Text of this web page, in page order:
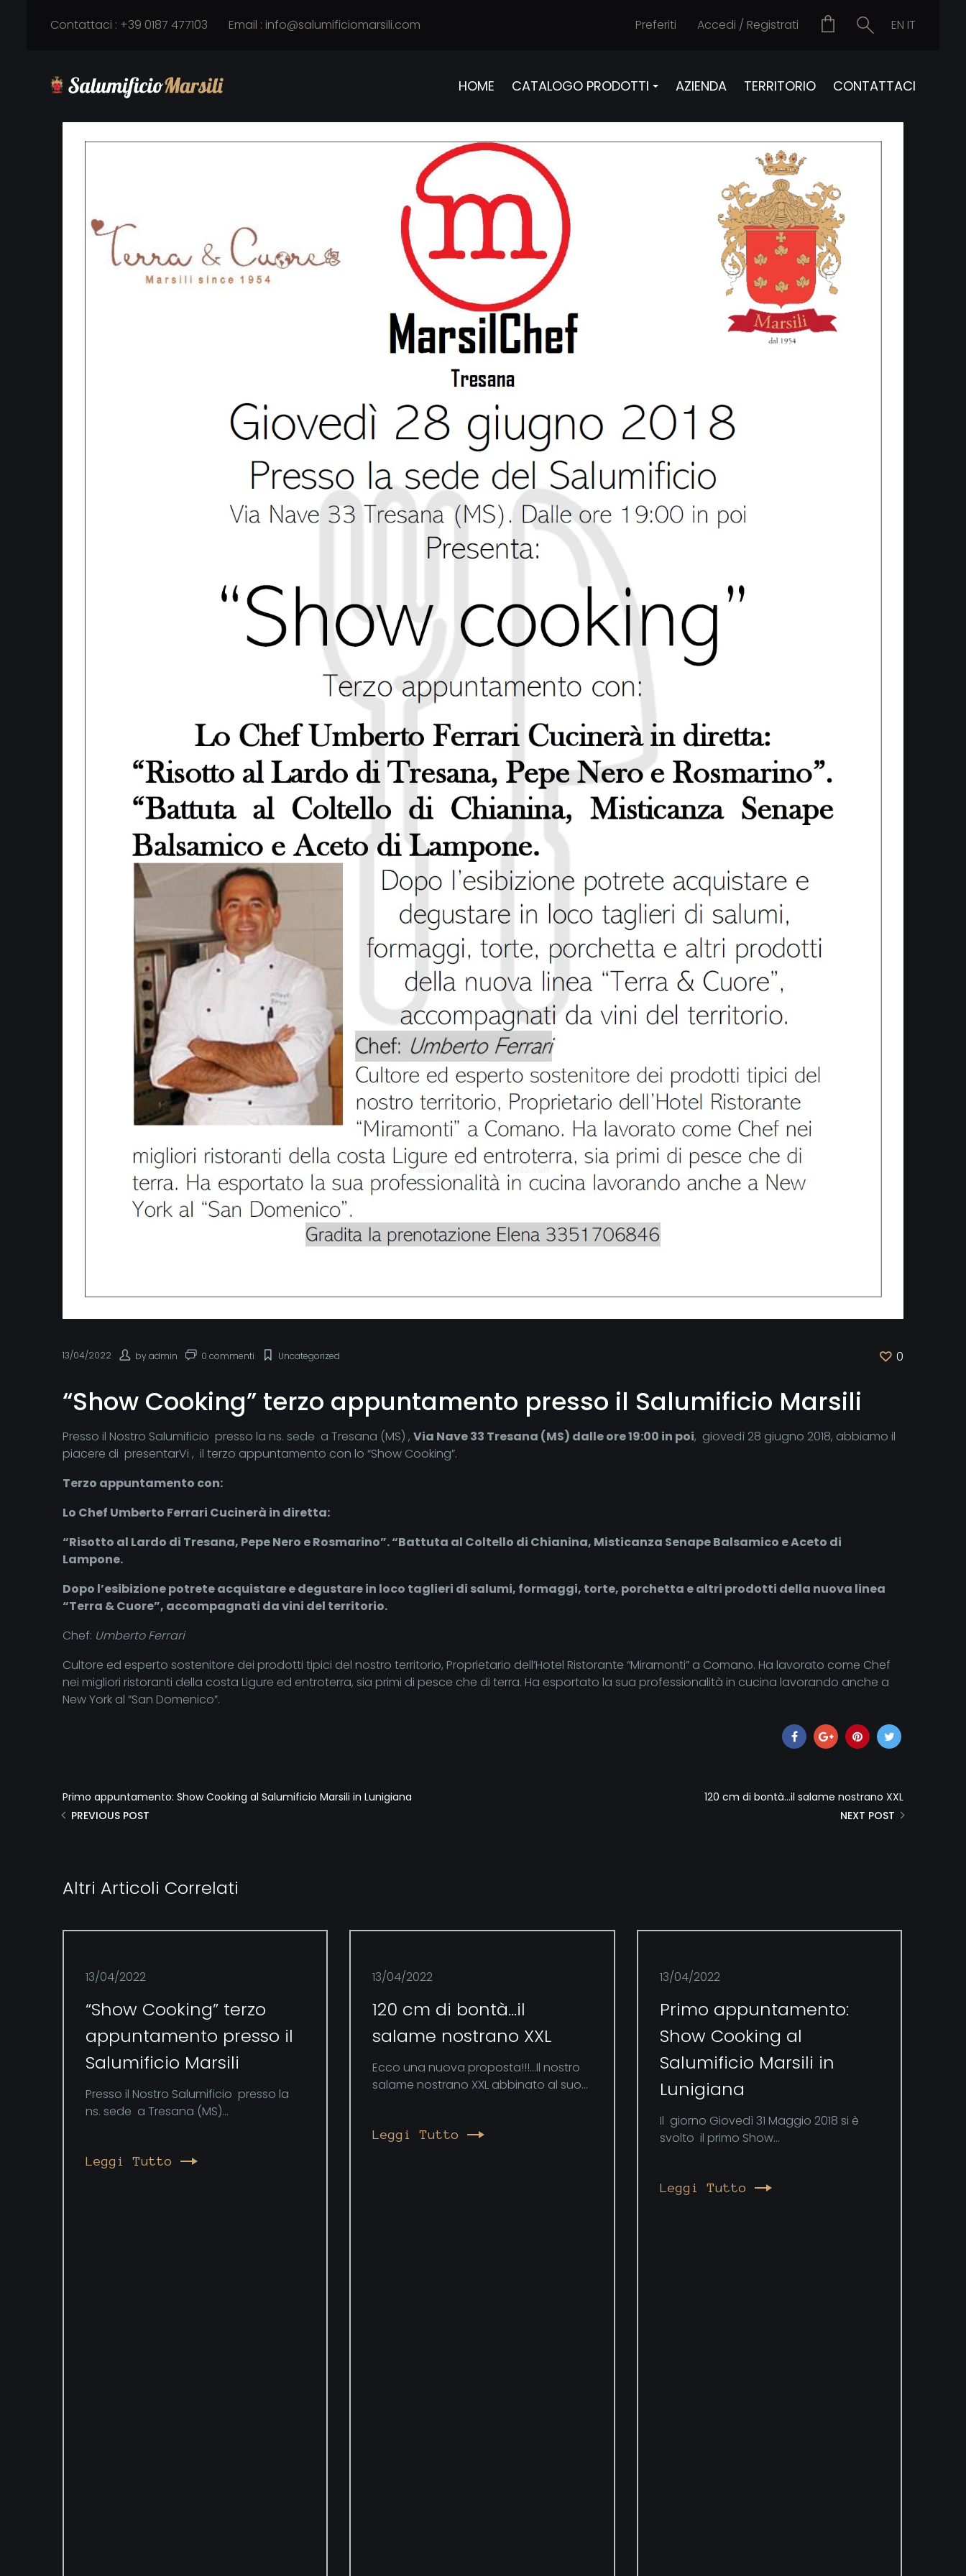
Contattaci : +39 0187 477103 Email : info@salumificiomarsili.com Preferiti Accedi / Registrati EN IT
HOME CATALOGO PRODOTTI AZIENDA TERRITORIO CONTATTACI
13/04/2022 byadmin 0 commenti Uncategorized 0
“Show Cooking” terzo appuntamento presso il Salumificio Marsili
Presso il Nostro Salumificio presso la ns. sede a Tresana (MS) , Via Nave 33 Tresana (MS) dalle ore 19:00 in poi, giovedì 28 giugno 2018, abbiamo il
piacere di presentarVi , il terzo appuntamento con lo “Show Cooking”.
Terzo appuntamento con:
Lo Chef Umberto Ferrari Cucinerà in diretta:
“Risotto al Lardo di Tresana, Pepe Nero e Rosmarino”. “Battuta al Coltello di Chianina, Misticanza Senape Balsamico e Aceto di
Lampone.
Dopo l’esibizione potrete acquistare e degustare in loco taglieri di salumi, formaggi, torte, porchetta e altri prodotti della nuova linea
“Terra & Cuore”, accompagnati da vini del territorio.
Chef: Umberto Ferrari
Cultore ed esperto sostenitore dei prodotti tipici del nostro territorio, Proprietario dell’Hotel Ristorante “Miramonti” a Comano. Ha lavorato come Chef
nei migliori ristoranti della costa Ligure ed entroterra, sia primi di pesce che di terra. Ha esportato la sua professionalità in cucina lavorando anche a
New York al “San Domenico”.
Primo appuntamento: Show Cooking al Salumificio Marsili in Lunigiana
PREVIOUS POST
120 cm di bontà…il salame nostrano XXL
NEXT POST
Altri Articoli Correlati
13/04/2022
“Show Cooking” terzo
appuntamento presso il
Salumificio Marsili
Presso il Nostro Salumificio presso la
ns. sede a Tresana (MS)...
Leggi Tutto
13/04/2022
120 cm di bontà…il
salame nostrano XXL
Ecco una nuova proposta!!!…Il nostro
salame nostrano XXL abbinato al suo...
Leggi Tutto
13/04/2022
Primo appuntamento:
Show Cooking al
Salumificio Marsili in
Lunigiana
Il giorno Giovedì 31 Maggio 2018 si è
svolto il primo Show...
Leggi Tutto